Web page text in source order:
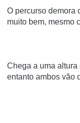
O percurso demora
muito bem, mesmo
Chega a uma
entanto ambos vão